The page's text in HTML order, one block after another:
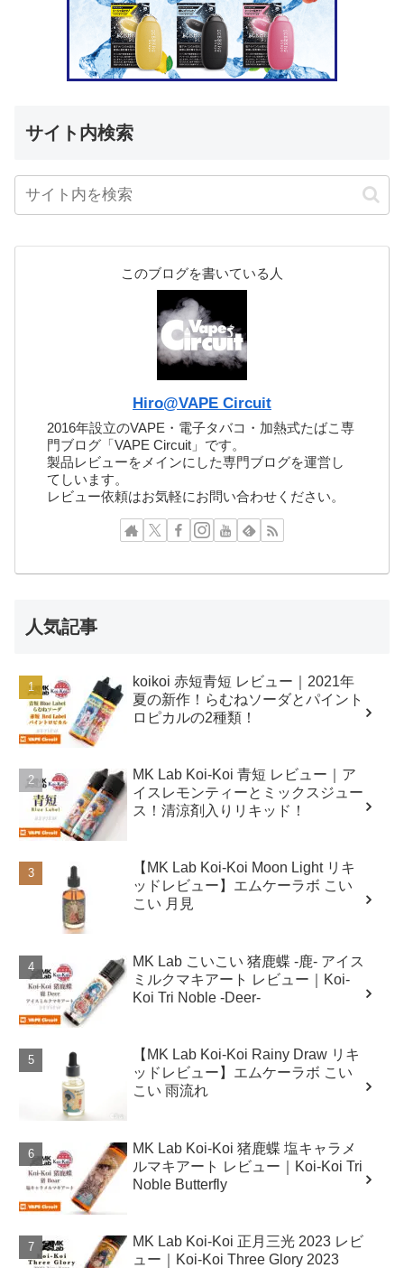
サイト内検索
このブログを書いている人
Hiro@VAPE Circuit
2016年設立のVAPE・電子タバコ・加熱式たばこ専
門ブログ「VAPE Circuit」です。
製品レビューをメインにした専門ブログを運営し
てしいます。
レビュー依頼はお気軽にお問い合わせください。
人気記事
koikoi 赤短青短 レビュー｜2021年
夏の新作！らむねソーダとパイント
ロピカルの2種類！
MK Lab Koi-Koi 青短 レビュー｜ア
イスレモンティーとミックスジュー
ス！清涼剤入りリキッド！
【MK Lab Koi-Koi Moon Light リキ
ッドレビュー】エムケーラボ こい
こい 月見
MK Lab こいこい 猪鹿蝶 -鹿- アイス
ミルクマキアート レビュー｜Koi-
Koi Tri Noble -Deer-
【MK Lab Koi-Koi Rainy Draw リキ
ッドレビュー】エムケーラボ こい
こい 雨流れ
MK Lab Koi-Koi 猪鹿蝶 塩キャラメ
ルマキアート レビュー｜Koi-Koi Tri
Noble Butterfly
MK Lab Koi-Koi 正月三光 2023 レビ
ュー｜Koi-Koi Three Glory 2023